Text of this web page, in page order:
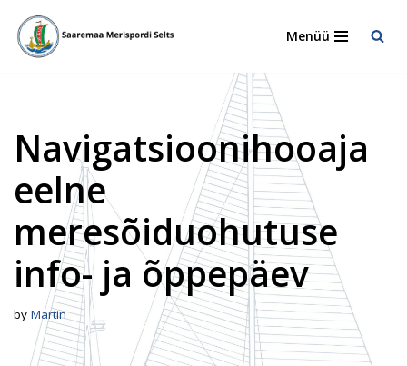
Skip
Menüü
Navigatsioonihooaja
eelne
meresõiduohutuse
info- ja õppepäev
by Martin